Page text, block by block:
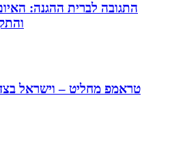
התגובה לברית ההגנה:
טראמפ מחליט – וישראל